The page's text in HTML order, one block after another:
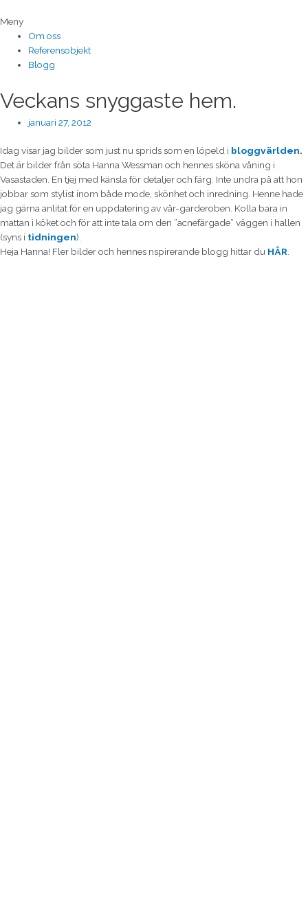
till
innehåll
Meny
Om oss
Referensobjekt
Blogg
Veckans snyggaste hem.
januari 27, 2012
Idag visar jag bilder som just nu sprids som en löpeld i bloggvärlden.
Det är bilder från söta Hanna Wessman och hennes sköna våning i
Vasastaden. En tjej med känsla för detaljer och färg. Inte undra på att hon
jobbar som stylist inom både mode, skönhet och inredning. Henne hade
jag gärna anlitat för en uppdatering av vår-garderoben. Kolla bara in
mattan i köket och för att inte tala om den ”acnefärgade” väggen i hallen
(syns i tidningen).
Heja Hanna! Fler bilder och hennes nspirerande blogg hittar du HÄR